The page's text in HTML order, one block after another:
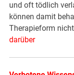
und oft tödlich
können damit
Therapieform
darüber